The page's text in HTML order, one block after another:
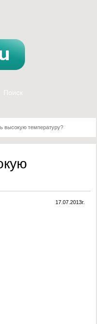
высокую температуру?
17.07.2013г.